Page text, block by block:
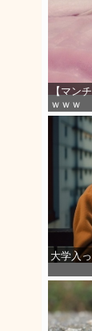
【マン
ｗｗｗ
大学入